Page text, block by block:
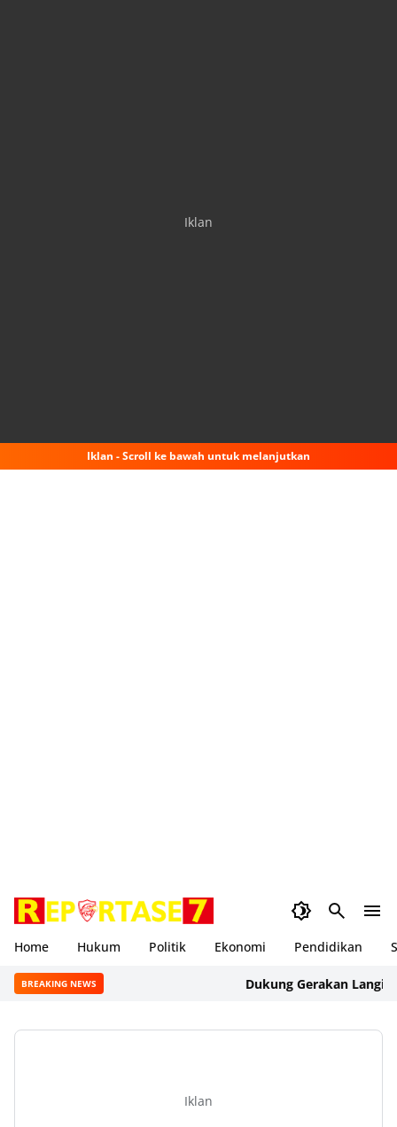
Iklan
Iklan - Scroll ke bawah untuk melanjutkan
Home Hukum Politik Ekonomi Pendidikan
BREAKING NEWS Dukung Gerakan Langit Biru
Iklan